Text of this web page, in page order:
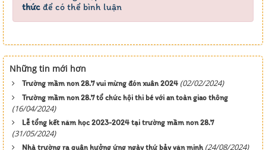
thức để có thể bình luận
Những tin mới hơn
Trường mầm non 28.7 vui mừng đón xuân 2024 (02/02/2024)
Trường mầm non 28.7 tổ chức hội thi bé với an toàn giao thông
(16/04/2024)
Lễ tổng kết năm học 2023-2024 tại trường mầm non 28.7
(31/05/2024)
Nhà trường ra quân hưởng ứng ngày thứ bảy văn minh (24/08/2024)